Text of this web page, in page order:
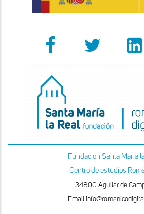
Fundacion Santa Maria
Centro de estudios
34800 Aguilar de